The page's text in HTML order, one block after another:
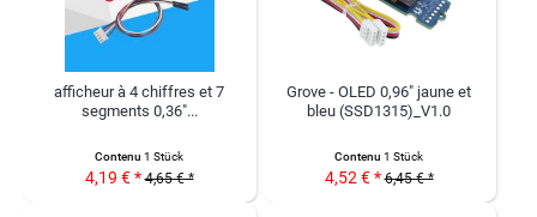
afficheur à 4 chiffres et 7
segments 0,36"...
Contenu 1 Stück
4,19 € * 4,65 € *
Grove - OLED 0,96" jaune et
bleu (SSD1315)_V1.0
Contenu 1 Stück
4,52 € * 6,45 € *